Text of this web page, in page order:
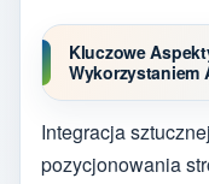
Kluczowe
Wykorzystaniem
Integracja
pozycjonowania